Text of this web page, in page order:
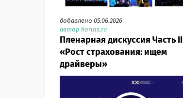
добавлено 05.06.2026
автор korins.ru
Пленарная дискуссия Часть II
«Рост страхования: ищем
драйверы»